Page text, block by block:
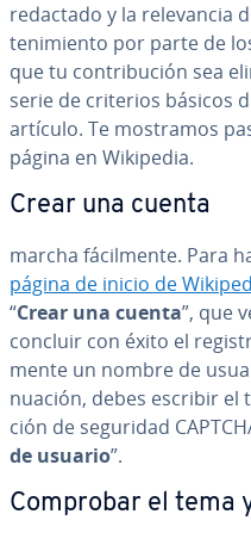
redactado y la re­le­va­n­cia
te­ni­mie­n­to por parte de
que tu co­n­tri­bu­ción sea
serie de criterios básicos
artículo. Te mostramos
página en Wikipedia.
Crear una cuenta
marcha fá­ci­l­me­n­te. Para
página de inicio de
“Crear una cuenta”, que
concluir con éxito el
me­n­te un nombre de
nua­ción, debes escribir
ción de seguridad
de usuario”.
Comprobar el tema